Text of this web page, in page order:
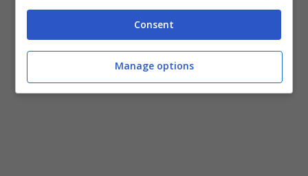
Consent
Manage options